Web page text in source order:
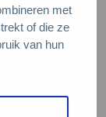
met
of die ze
van hun